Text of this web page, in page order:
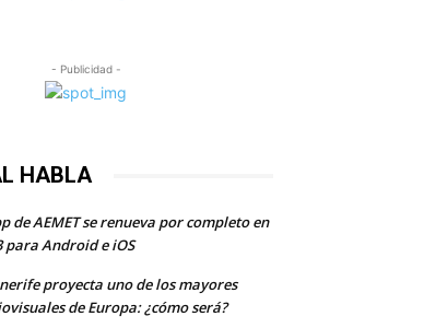
- Publicidad -
HABLA
de AEMET se renueva por completo en
para Android e iOS
proyecta uno de los mayores
de Europa: ¿cómo será?